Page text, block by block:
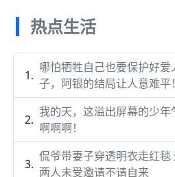
热点生活
哪怕牺牲自己也要保护好爱
子，阿银的结局让人意难平！
我的天，这溢出屏幕的少年
啊啊啊！
侃爷带妻子穿透明衣走红毯
两人未受邀请不请自来